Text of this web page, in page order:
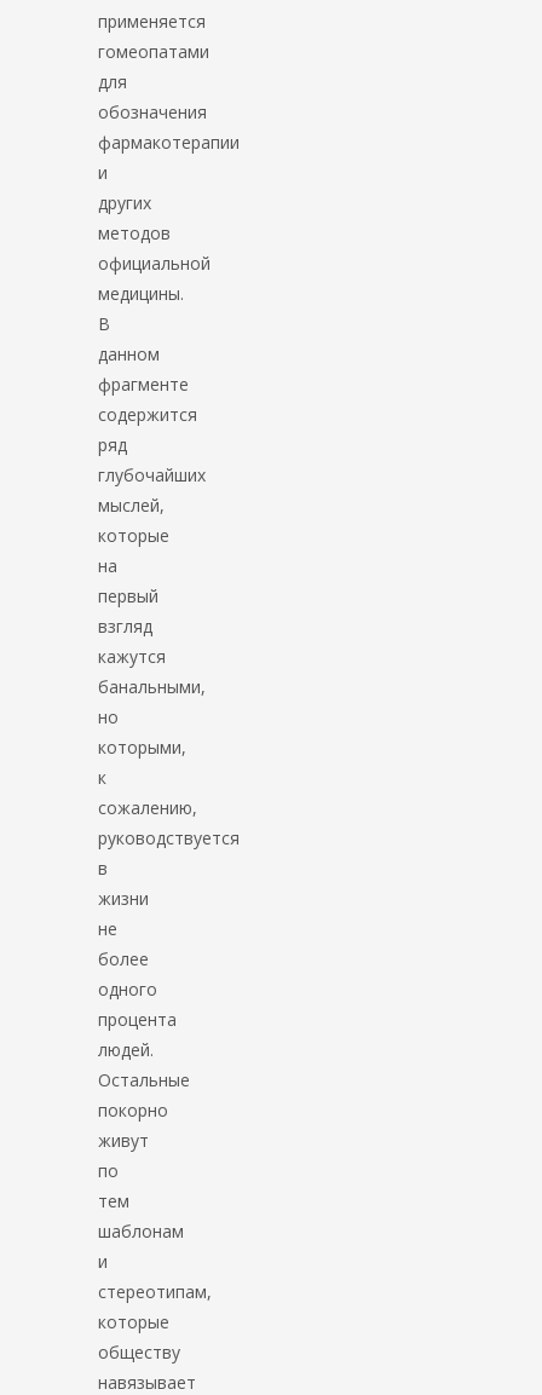
применяется
гомеопатами
для
обозначения
фармакотерапии
и
других
методов
официальной
медицины.
В
данном
фрагменте
содержится
ряд
глубочайших
мыслей,
которые
на
первый
взгляд
кажутся
банальными,
но
которыми,
к
сожалению,
руководствуется
в
жизни
не
более
одного
процента
людей.
Остальные
покорно
живут
по
тем
шаблонам
и
стереотипам,
которые
обществу
навязывает